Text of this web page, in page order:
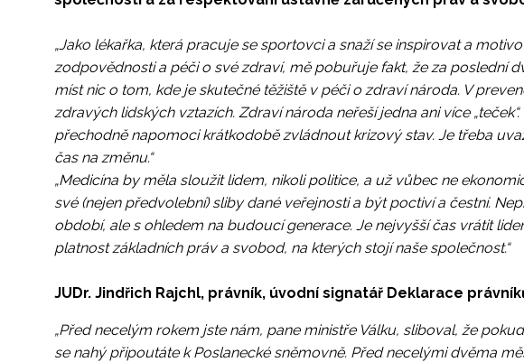
„Jako lékařka, která pracuje se sportovci a snaží se inspirovat a
zodpovědnosti a péči o své zdraví, mě pobuřuje fakt, že za poslední
míst nic o tom, kde je skutečné těžiště v péči o zdraví národa. V
zdravých lidských vztazích. Zdraví národa neřeší jedna ani více
přechodně napomoci krátkodobě zvládnout krizový stav. Je třeba
čas na změnu.“
„Medicína by měla sloužit lidem, nikoli politice, a už vůbec ne
své (nejen předvolební) sliby dané veřejnosti a být poctiví a čestní.
období, ale s ohledem na budoucí generace. Je nejvyšší čas vrátit
platnost základních práv a svobod, na kterých stojí naše společnost.“
JUDr. Jindřich Rajchl, právník, úvodní signatář Deklarace
„Před necelým rokem jste nám, pane ministře Válku, sliboval, že
se nahý připoutáte k Poslanecké sněmovně. Před necelými dvěma